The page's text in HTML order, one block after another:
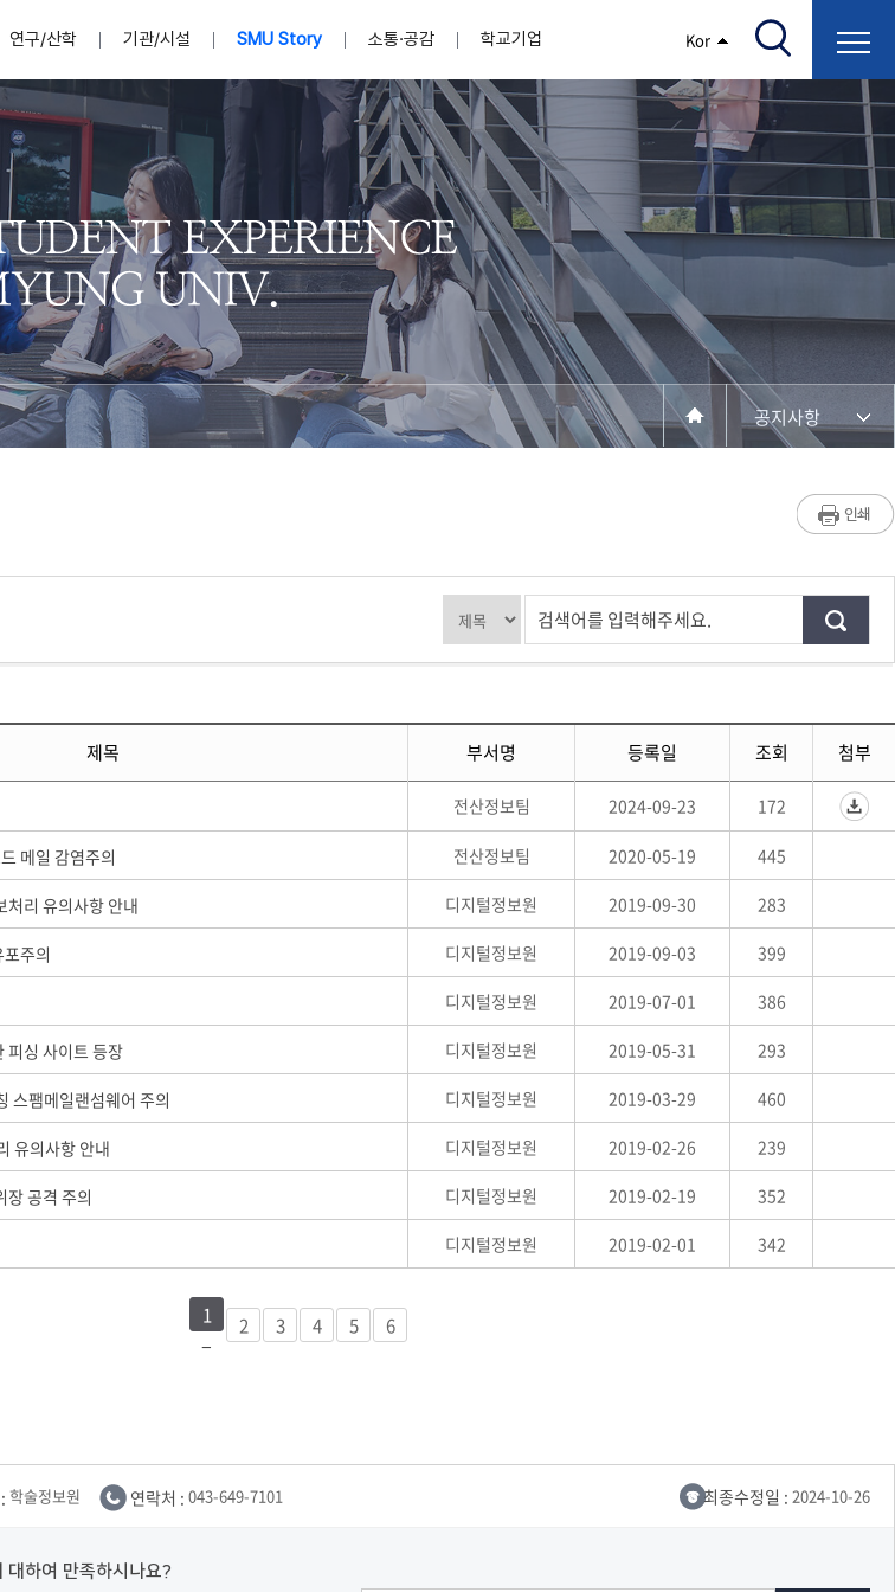
Kor
자취 이사장인사말 법인소개
자매회사 및 기관
임원현황
이사회(개최, 회의록)
학교법인 임원과 친족관계에 있는 교직원 현황
역대총장
제8,9대 총장 이용걸
제6,7대 총장 김유성
제5대 총장 김광림
제4대 총장 염재선
념 세명인재상 인재상과 5대핵심역량
교목/교화/교가 세명대 UI
전용색상
시그니처
세명 캐릭터
대학현황
시설현황
공고(감사보고)
적립금운용현황 업무추진비 집행내역 등록금심의위원회
등록금심의위원회
등록금심의위원회 회의록
원회
원회
원회 회의록
기금운용심의회 회의록
비전 및 전략설정과정 교육 체계도
특성화 체계도
체계도
전공 체계도
투어 오시는길 통학버스 안내
이지 입학정보통합시스템(합격조회/고지서출력/납부조회)
영행정복지대학원 저널리즘대학원
지원처 소개 학생종합경력시스템 세빈샵(온라인학생창업몰)
대학
텐츠창작학과
부
업디자인학과
인학과
상디자인학과
인학과
학과
애니메이션학과
화학부
사회과학대학
경찰학과
행정학과
법학과
부동산지적학과
소방방재학과
경영학과
회계세무금융학과
글로벌물류학과
호텔경영학과
관광경영학과
항공서비스학과
AI융합대학
AI컴퓨터학부
스마트IT학부
전기공학과
전자공학과
건축학과
건설환경공학과
환경에너지학과
전기전자공학과
재난안전학과
보건안전공학과
보건바이오대학
간호학과
작업치료학과
임상병리학과
바이오제약산업학부
바이오코스메틱학과
뷰티케어학과
바이오식품영양학부
동물보건학과
생활체육학과
반려동물산업학과
한의과대학 교양대학
연계전공
라이프복지상담학과
안내
목적 및 교육목표
해설
다운로드
연계전공
연계전공안내
e-Book디자인ㆍ제작학
정밀의료인공지능융합학
화장품생명융합학
천연물소재융합학
AI융합전공
수강신청
수강신청
동일과목전공인정
재수강
수강포기
계절학기
전자출결
강의건물 약자표시
성적
성적열람 및 정정,성적인정
학사경고
학년/학기 재이수
특별학점
학점교류 전과ㆍ복수(부)전공 마이크로디그리
마이크로디그리 안내
학·석사연계과정
학적변동(휴학·복학·제적·재입학)
휴학
자퇴
졸업(수료)
졸업
졸업연기
조기졸업
졸업논문
학년별 수료학점
항정정 교육과정 CHARM인증제
도 장학금신청ㆍ지급 국가장학금·학자금대출
전공·진로 안내영상
담/심리 권익보호 사회봉사지원센터
센터 및 조직소개
규정집
주요업무
봉사단운영
장애학생지원센터
소개
지원서비스
장애학생도우미
찾아오시는길
학습역량강화
취업진로상담
학생증발급
제 학생자치기구
총학생회
학생커뮤니티 학생사회봉사 학생위원회
복사실
65번가
월 정기권) 이용 안내 통학버스 편도(월, 금) 이용 안내
교류현황
교환학생
해외어학연수
국외인턴십
병무행정(군입영) 국외여행/유학 병무관련사이트
전입신청안내 교육훈련안내
특징
및 입영훈련
업무담당자 소개
학습활동
모집일정
연구/산학
단 소개 연구지원 지식재산권 부속기관 정보광장(자료실)
연구비 지원 국제학술지 논문게재 지원
학술저서발간 지원
술회의 참가경비 지원
학술대회 참가경비 지원 부설연구소 학술회의 개최 경비 지원
교 연구윤리 생명윤리위원회 동물실험윤리위원회
기관/시설
·학생성공본부 대학혁신사업단 대학일자리플러스센터 인권센터
구처 기획실 학생처 사무처 입학관리본부 국제교류처
력단
보원 평생교육원 편집방송국 학생생활관 보건진료소
예비군연대
원
조직
및 자료실
조직
구활동 실적
검색
연구소 조직
구성원소개
력단 세명창업보육센터 기술사업화센터
중소기업산학협력센터
광활성화센터
화장품·건강기능식품 임상시험센터(SMCTC)
ANCHOR사업단
린이·사회복지급식관리지원센터
단양군어린이급식관리지원센터
촌협약지원센터
제천시농촌활력플러스사업추진단
단양군농촌활성화지원센터
한방병원 부속충주한방병원
조합
SMU Story
지 장학 및 학사안내 정보보호
채용공고
사,겸임교원포함)채용정보
행사안내
동 캠퍼스풍경
수시스템
소통·공감 학교기업
공지사항
입학/취업
대학/대학원
학사지원
연구/산학
기관/시설
SMU Story
소통·공감
학교기업
홈페이지가이드
검색어를 입력해주세요.
제목 부서명 등록일 조회 첨부
전산정보팀 2024-09-23 172
메일 감염주의 전산정보팀 2020-05-19 445
리 유의사항 안내 디지털정보원 2019-09-30 283
주의 디지털정보원 2019-09-03 399
디지털정보원 2019-07-01 386
피싱 사이트 등장 디지털정보원 2019-05-31 293
스팸메일랜섬웨어 주의 디지털정보원 2019-03-29 460
유의사항 안내 디지털정보원 2019-02-26 239
장 공격 주의 디지털정보원 2019-02-19 352
디지털정보원 2019-02-01 342
1 2 3 4 5 6
학술정보원 연락처 : 043-649-7101 최종수정일 : 2024-10-26
대하여 만족하시나요?